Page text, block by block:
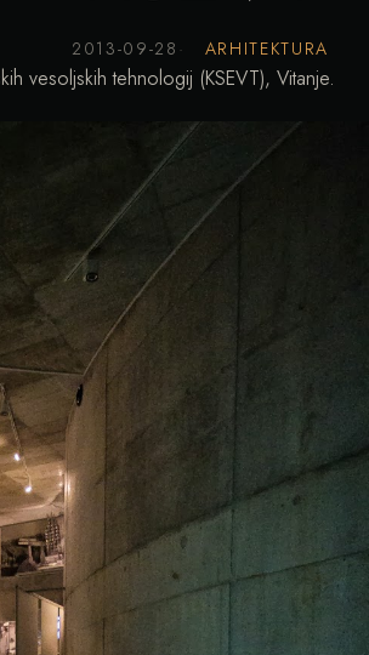
2013-09-28 ARHITEKTURA
vesoljskih tehnologij (KSEVT), Vitanje.